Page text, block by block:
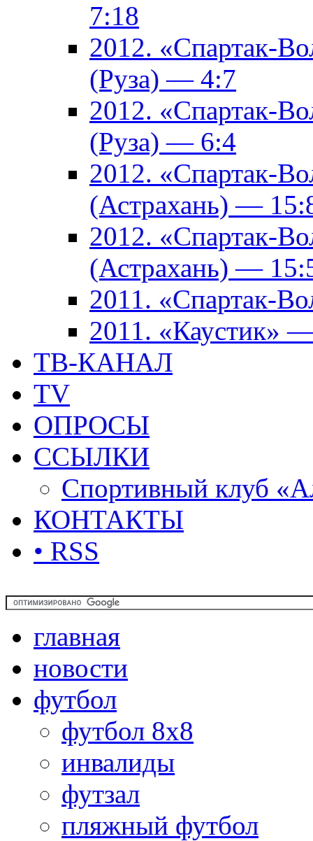
7:18
2012. «Спартак-
(Руза) — 4:7
2012. «Спартак-
(Руза) — 6:4
2012. «Спартак-
(Астрахань) —
2012. «Спартак-
(Астрахань) —
2011. «Спартак-
2011.
ТВ-КАНАЛ
TV
ОПРОСЫ
ССЫЛКИ
Спортивный клуб
КОНТАКТЫ
• RSS
главная
новости
футбол
футбол 8х8
инвалиды
футзал
пляжный футбол